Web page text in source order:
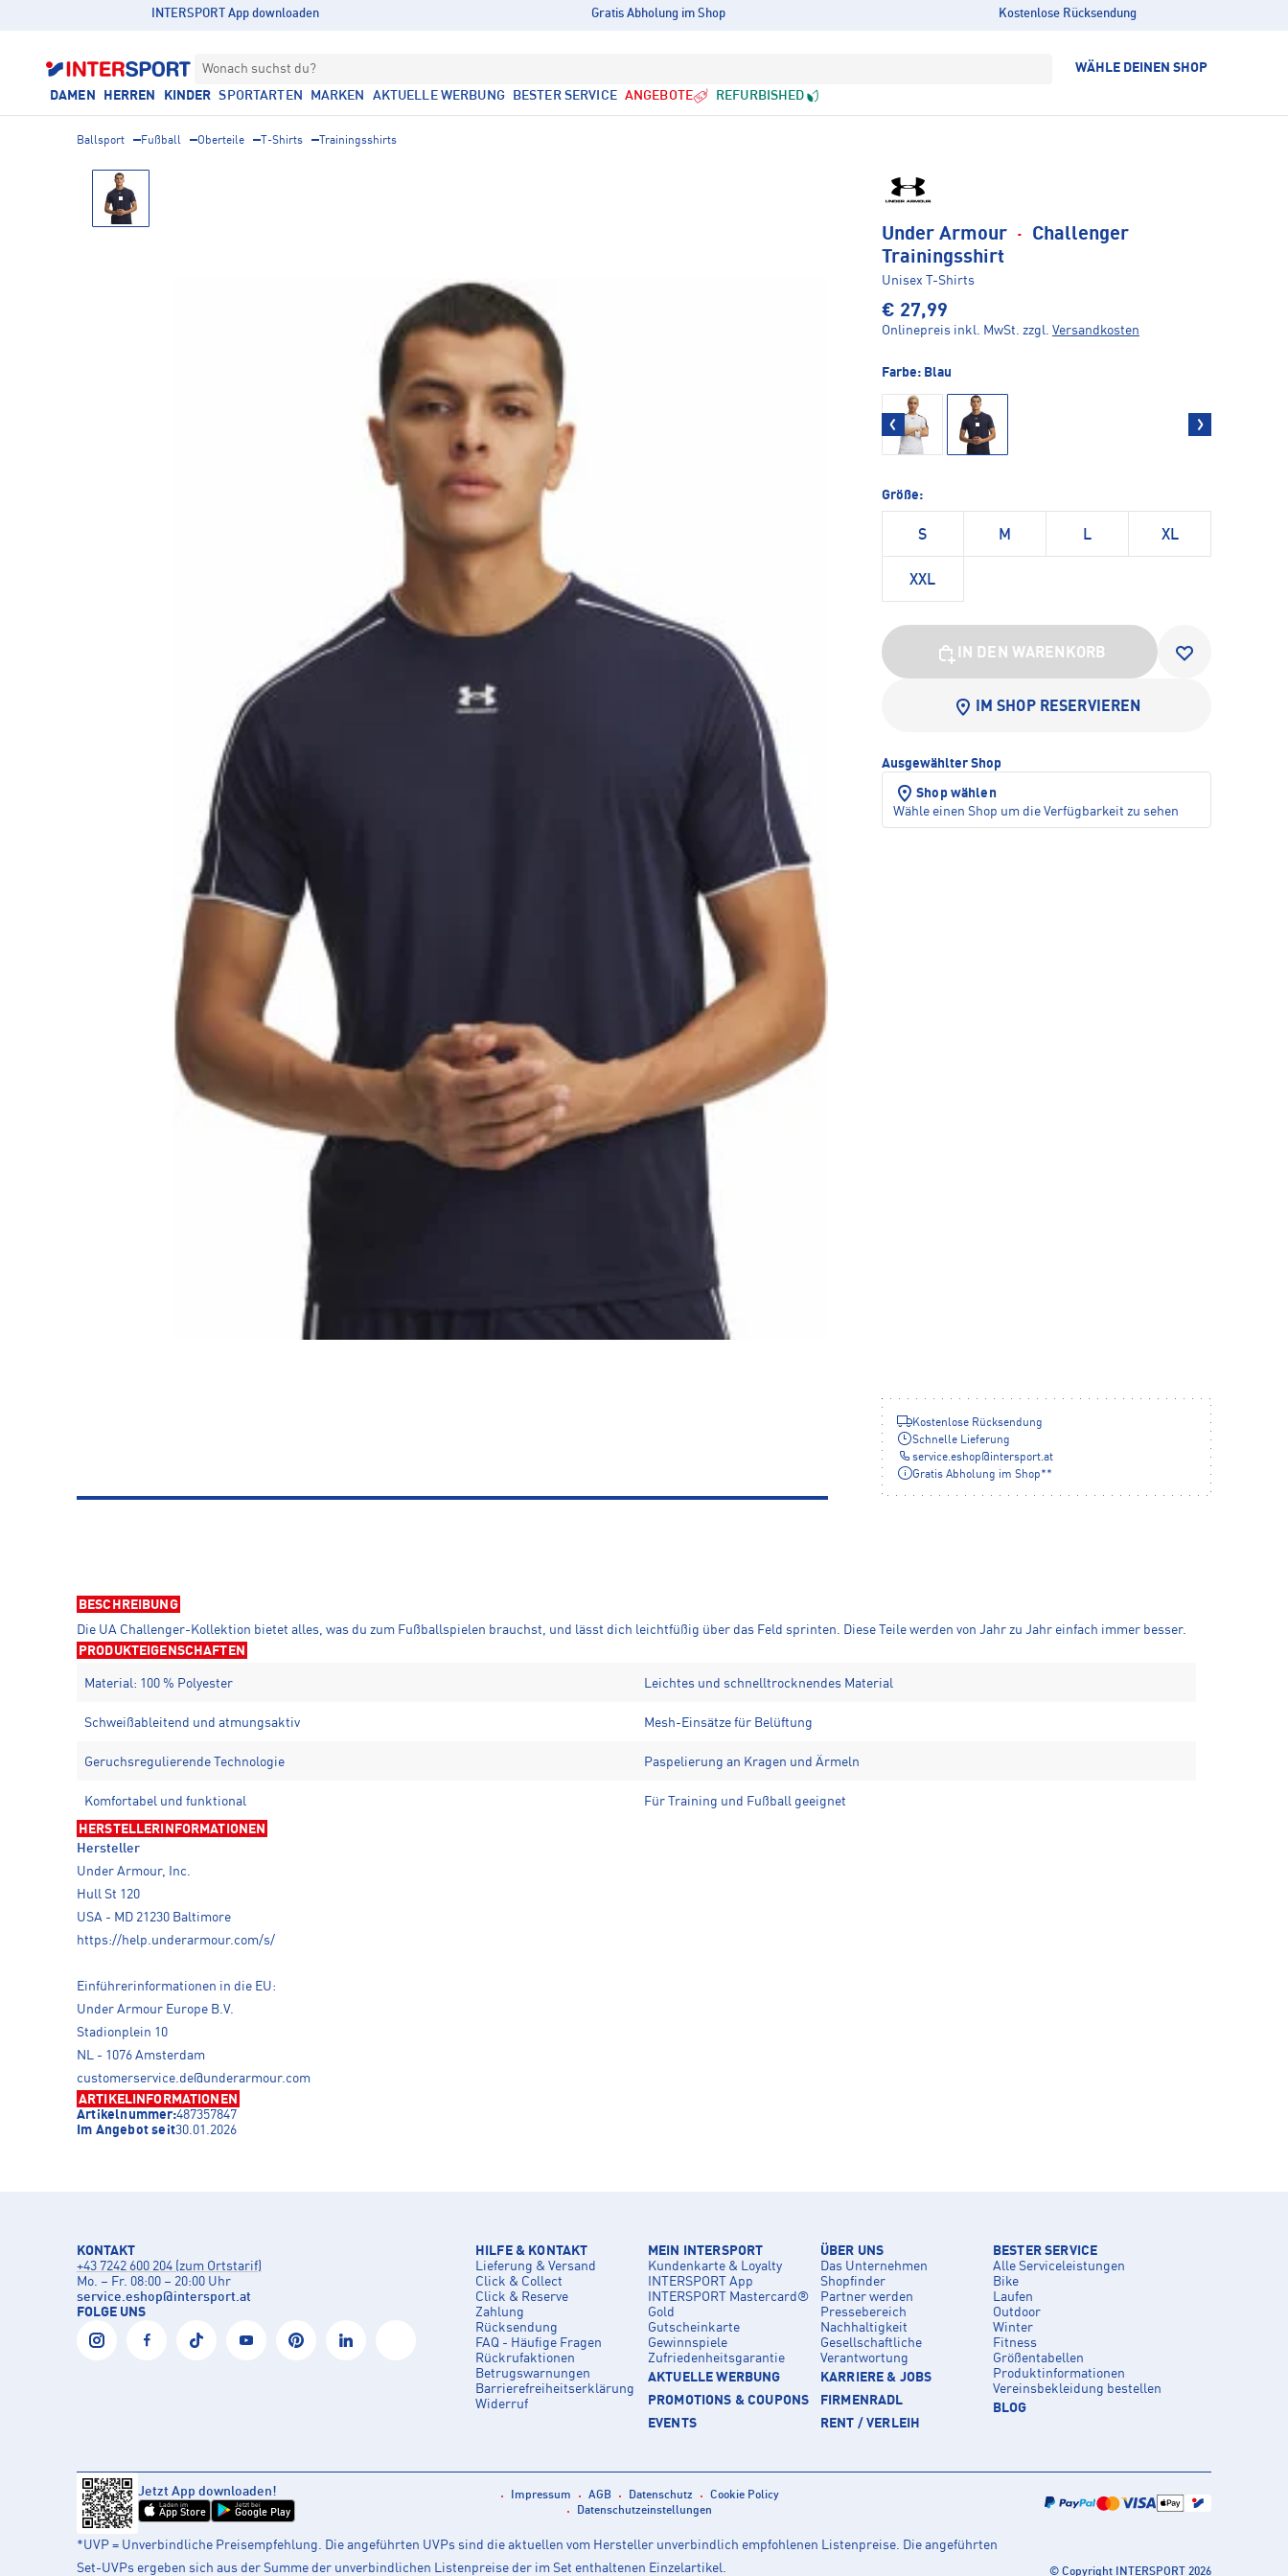
INTERSPORT App downloaden Gratis Abholung im Shop Kostenlose Rücksendung
Wonach suchst du? WÄHLE DEINEN SHOP
DAMEN HERREN KINDER SPORTARTEN MARKEN AKTUELLE WERBUNG BESTER SERVICE ANGEBOTE REFURBISHED
Ballsport Fußball Oberteile T-Shirts Trainingsshirts
Under Armour · Challenger
Trainingsshirt
Unisex T-Shirts
€ 27,99
Onlinepreis inkl. MwSt. zzgl. Versandkosten
Farbe: Blau
Größe:
S M L XL
XXL
IN DEN WARENKORB
IM SHOP RESERVIEREN
Ausgewählter Shop
Shop wählen
Wähle einen Shop um die Verfügbarkeit zu sehen
Kostenlose Rücksendung
Schnelle Lieferung
service.eshop@intersport.at
Gratis Abholung im Shop**
BESCHREIBUNG
Die UA Challenger-Kollektion bietet alles, was du zum Fußballspielen brauchst, und lässt dich leichtfüßig über das Feld sprinten. Diese Teile werden von Jahr zu Jahr einfach immer besser.
PRODUKTEIGENSCHAFTEN
Material: 100 % Polyester Leichtes und schnelltrocknendes Material
Schweißableitend und atmungsaktiv Mesh-Einsätze für Belüftung
Geruchsregulierende Technologie Paspelierung an Kragen und Ärmeln
Komfortabel und funktional Für Training und Fußball geeignet
HERSTELLERINFORMATIONEN
Hersteller
Under Armour, Inc.
Hull St 120
USA - MD 21230 Baltimore
https://help.underarmour.com/s/
Einführerinformationen in die EU:
Under Armour Europe B.V.
Stadionplein 10
NL - 1076 Amsterdam
customerservice.de@underarmour.com
ARTIKELINFORMATIONEN
Artikelnummer:487357847
Im Angebot seit30.01.2026
KONTAKT
+43 7242 600 204 (zum Ortstarif)
Mo. – Fr. 08:00 – 20:00 Uhr
service.eshop@intersport.at
FOLGE UNS
HILFE & KONTAKT
Lieferung & Versand
Click & Collect
Click & Reserve
Zahlung
Rücksendung
FAQ - Häufige Fragen
Rückrufaktionen
Betrugswarnungen
Barrierefreiheitserklärung
Widerruf
MEIN INTERSPORT
Kundenkarte & Loyalty
INTERSPORT App
INTERSPORT Mastercard®
Gold
Gutscheinkarte
Gewinnspiele
Zufriedenheitsgarantie
AKTUELLE WERBUNG
PROMOTIONS & COUPONS
EVENTS
ÜBER UNS
Das Unternehmen
Shopfinder
Partner werden
Pressebereich
Nachhaltigkeit
Gesellschaftliche
Verantwortung
KARRIERE & JOBS
FIRMENRADL
RENT / VERLEIH
BESTER SERVICE
Alle Serviceleistungen
Bike
Laufen
Outdoor
Winter
Fitness
Größentabellen
Produktinformationen
Vereinsbekleidung bestellen
BLOG
Jetzt App downloaden!
Laden im
App Store
Jetzt bei
Google Play
Impressum AGB Datenschutz
Cookie Policy
Datenschutzeinstellungen
*UVP = Unverbindliche Preisempfehlung. Die angeführten UVPs sind die aktuellen vom Hersteller unverbindlich empfohlenen Listenpreise. Die angeführten
Set-UVPs ergeben sich aus der Summe der unverbindlichen Listenpreise der im Set enthaltenen Einzelartikel.
© Copyright INTERSPORT 2026